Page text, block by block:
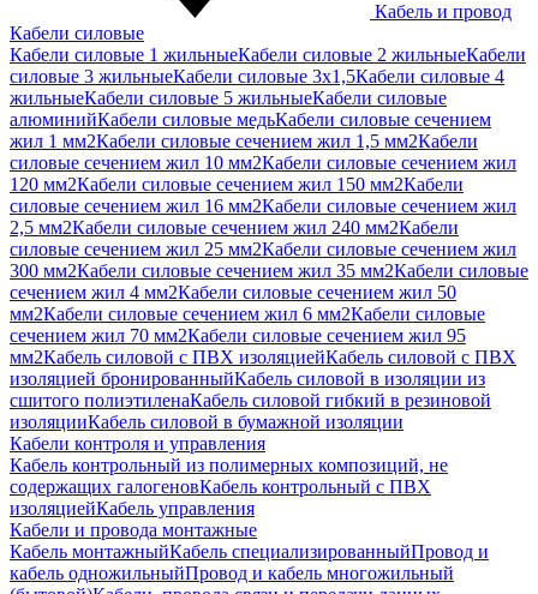
Кабель и провод
Кабели силовые
Кабели силовые 1 жильныеКабели силовые 2 жильныеКабели
силовые 3 жильныеКабели силовые 3х1,5Кабели силовые 4
жильныеКабели силовые 5 жильныеКабели силовые
алюминийКабели силовые медьКабели силовые сечением
жил 1 мм2Кабели силовые сечением жил 1,5 мм2Кабели
силовые сечением жил 10 мм2Кабели силовые сечением жил
120 мм2Кабели силовые сечением жил 150 мм2Кабели
силовые сечением жил 16 мм2Кабели силовые сечением жил
2,5 мм2Кабели силовые сечением жил 240 мм2Кабели
силовые сечением жил 25 мм2Кабели силовые сечением жил
300 мм2Кабели силовые сечением жил 35 мм2Кабели силовые
сечением жил 4 мм2Кабели силовые сечением жил 50
мм2Кабели силовые сечением жил 6 мм2Кабели силовые
сечением жил 70 мм2Кабели силовые сечением жил 95
мм2Кабель силовой с ПВХ изоляциейКабель силовой с ПВХ
изоляцией бронированныйКабель силовой в изоляции из
сшитого полиэтиленаКабель силовой гибкий в резиновой
изоляцииКабель силовой в бумажной изоляции
Кабели контроля и управления
Кабель контрольный из полимерных композиций, не
содержащих галогеновКабель контрольный с ПВХ
изоляциейКабель управления
Кабели и провода монтажные
Кабель монтажныйКабель специализированныйПровод и
кабель одножильныйПровод и кабель многожильный